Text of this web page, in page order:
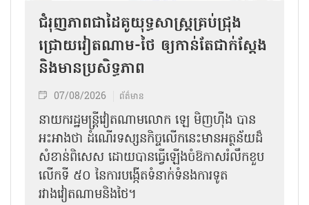
ជំរុញភាពជាដៃគូយុទ្ធសាស្ត្រគ្រប់ជ្រុង
ជ្រោយវៀតណាម-ថៃ ឲ្យកាន់តែជាក់ស្ដែង
និងមានប្រសិទ្ធភាព
07/08/2026 ព័ត៌មាន
នាយករដ្ឋមន្ត្រីវៀតណាមលោក ឡេ មិញហ៊ឹង បាន
អះអាងថា ដំណើរទស្សនកិច្ចលើកនេះមានអត្ថន័យដ៏
សំខាន់ពិសេស ដោយបានធ្វើឡើងចំឱកាសរំលឹកខួប
លើកទី ៥០ នៃការបង្កើតទំនាក់ទំនងការទូត
រវាងវៀតណាមនិងថៃ។